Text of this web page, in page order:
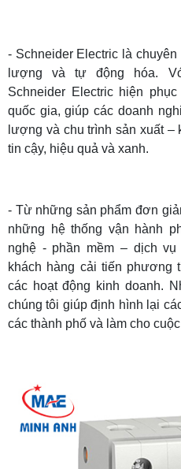
- Schneider Electric là
lượng và tự động hóa.
Schneider Electric hiện
quốc gia, giúp các doanh
lượng và chu trình sản xuất –
tin cậy, hiệu quả và xanh.
- Từ những sản phẩm đơn
những hệ thống vận hành
nghệ - phần mềm – dịch vụ
khách hàng cải tiến phương
các hoạt động kinh doanh.
chúng tôi giúp định hình lại
các thành phố và làm cho